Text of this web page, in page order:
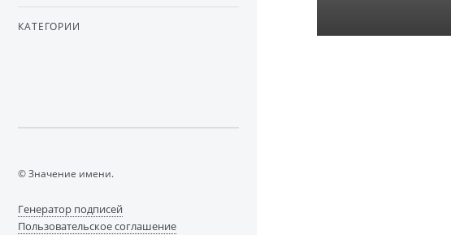
КАТЕГОРИИ
© Значение имени.
Генератор подписей
Пользовательское соглашение